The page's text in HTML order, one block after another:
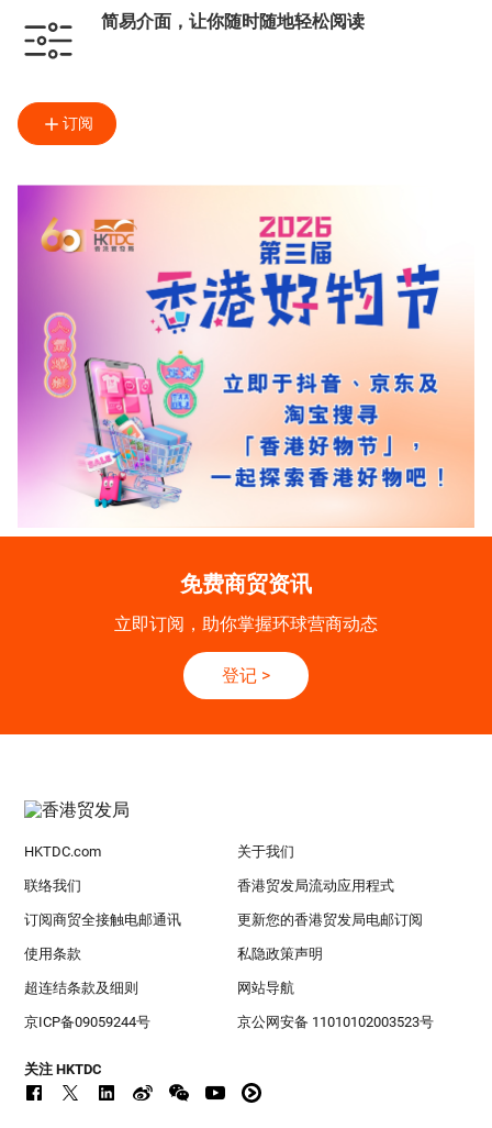
简易介面，让你随时随地轻松阅读
订阅
免费商贸资讯
立即订阅，助你掌握环球营商动态
登记 >
HKTDC.com 关于我们
联络我们 香港贸发局流动应用程式
订阅商贸全接触电邮通讯 更新您的香港贸发局电邮订阅
使用条款 私隐政策声明
超连结条款及细则 网站导航
京ICP备09059244号 京公网安备 11010102003523号
关注 HKTDC